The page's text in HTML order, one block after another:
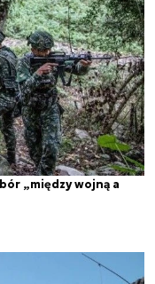
„między wojną a